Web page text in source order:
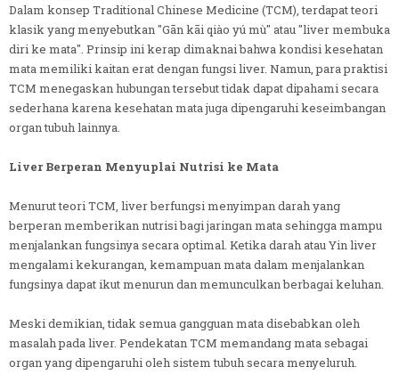
Dalam konsep Traditional Chinese Medicine (TCM), terdapat teori
klasik yang menyebutkan "Gān kāi qiào yú mù" atau "liver membuka
diri ke mata". Prinsip ini kerap dimaknai bahwa kondisi kesehatan
mata memiliki kaitan erat dengan fungsi liver. Namun, para praktisi
TCM menegaskan hubungan tersebut tidak dapat dipahami secara
sederhana karena kesehatan mata juga dipengaruhi keseimbangan
organ tubuh lainnya.
Liver Berperan Menyuplai Nutrisi ke Mata
Menurut teori TCM, liver berfungsi menyimpan darah yang
berperan memberikan nutrisi bagi jaringan mata sehingga mampu
menjalankan fungsinya secara optimal. Ketika darah atau Yin liver
mengalami kekurangan, kemampuan mata dalam menjalankan
fungsinya dapat ikut menurun dan memunculkan berbagai keluhan.
Meski demikian, tidak semua gangguan mata disebabkan oleh
masalah pada liver. Pendekatan TCM memandang mata sebagai
organ yang dipengaruhi oleh sistem tubuh secara menyeluruh.